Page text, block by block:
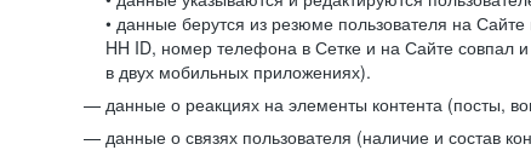
• данные берутся из резюме пользователя на
HH ID, номер телефона в Сетке и на Сайте совпал
в двух мобильных приложениях).
данные о реакциях на элементы контента (посты,
данные о связях пользователя (наличие и состав